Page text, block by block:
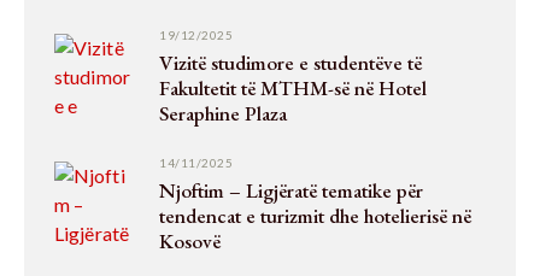
19/12/2025
Vizitë studimore e studentëve të
Fakultetit të MTHM-së në Hotel
Seraphine Plaza
14/11/2025
Njoftim – Ligjëratë tematike për
tendencat e turizmit dhe hotelierisë në
Kosovë